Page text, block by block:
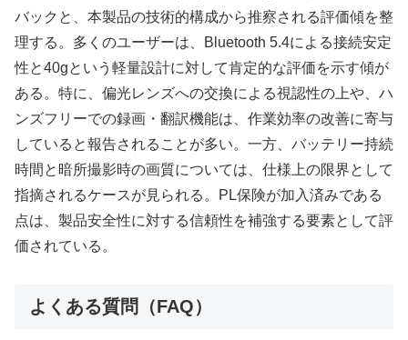
バックと、本製品の技術的構成から推察される評価傾を整
理する。多くのユーザーは、Bluetooth 5.4による接続安定
性と40gという軽量設計に対して肯定的な評価を示す傾が
ある。特に、偏光レンズへの交換による視認性の上や、ハ
ンズフリーでの録画・翻訳機能は、作業効率の改善に寄与
していると報告されることが多い。一方、バッテリー持続
時間と暗所撮影時の画質については、仕様上の限界として
指摘されるケースが見られる。PL保険が加入済みである
点は、製品安全性に対する信頼性を補強する要素として評
価されている。
よくある質問（FAQ）